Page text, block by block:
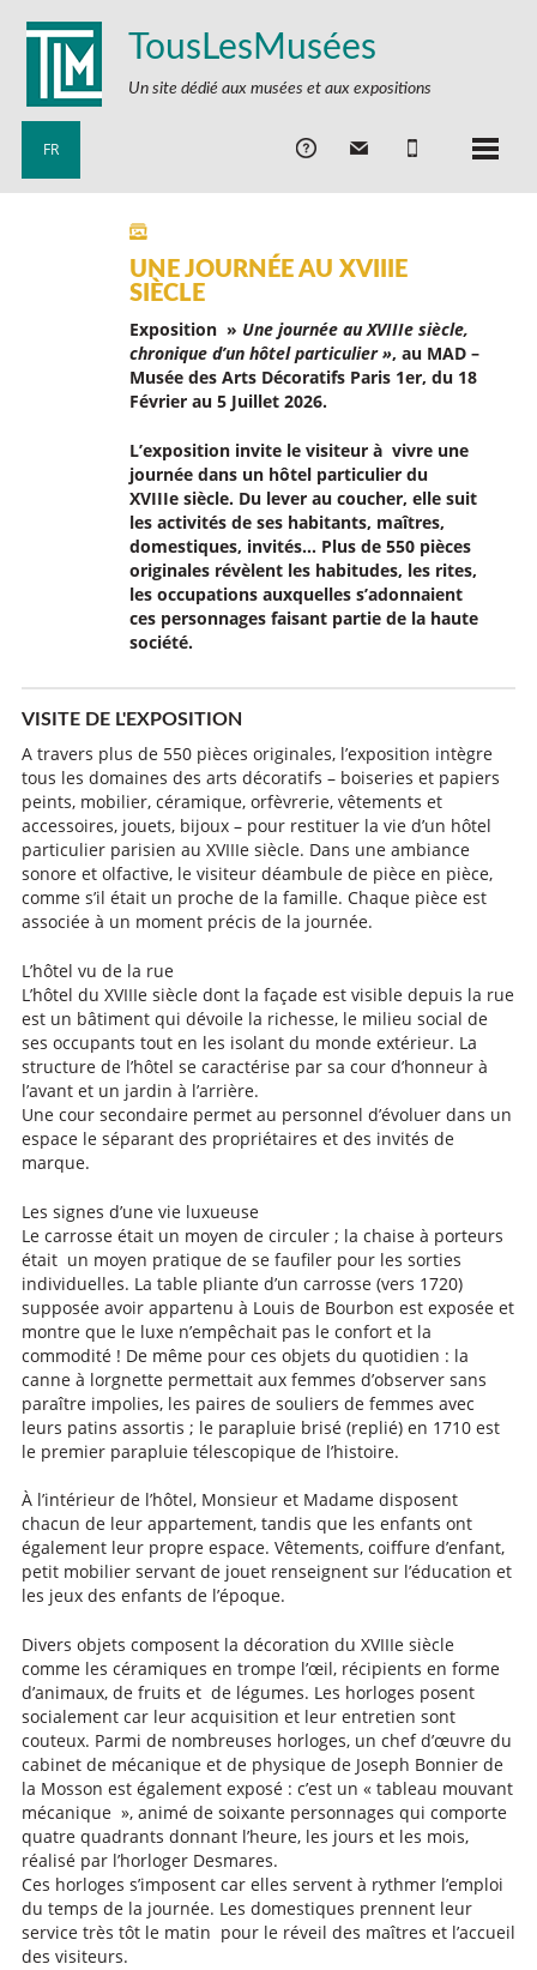
TousLesMusées
Un site dédié aux musées et aux expositions
FR
UNE JOURNÉE AU XVIIIE
SIÈCLE
Exposition » Une journée au XVIIIe siècle,
chronique d’un hôtel particulier », au MAD –
Musée des Arts Décoratifs Paris 1er, du 18
Février au 5 Juillet 2026.
L’exposition invite le visiteur à vivre une
journée dans un hôtel particulier du
XVIIIe siècle. Du lever au coucher, elle suit
les activités de ses habitants, maîtres,
domestiques, invités… Plus de 550 pièces
originales révèlent les habitudes, les rites,
les occupations auxquelles s’adonnaient
ces personnages faisant partie de la haute
société.
VISITE DE L'EXPOSITION
A travers plus de 550 pièces originales, l’exposition intègre
tous les domaines des arts décoratifs – boiseries et papiers
peints, mobilier, céramique, orfèvrerie, vêtements et
accessoires, jouets, bijoux – pour restituer la vie d’un hôtel
particulier parisien au XVIIIe siècle. Dans une ambiance
sonore et olfactive, le visiteur déambule de pièce en pièce,
comme s’il était un proche de la famille. Chaque pièce est
associée à un moment précis de la journée.
L’hôtel vu de la rue
L’hôtel du XVIIIe siècle dont la façade est visible depuis la rue
est un bâtiment qui dévoile la richesse, le milieu social de
ses occupants tout en les isolant du monde extérieur. La
structure de l’hôtel se caractérise par sa cour d’honneur à
l’avant et un jardin à l’arrière.
Une cour secondaire permet au personnel d’évoluer dans un
espace le séparant des propriétaires et des invités de
marque.
Les signes d’une vie luxueuse
Le carrosse était un moyen de circuler ; la chaise à porteurs
était un moyen pratique de se faufiler pour les sorties
individuelles. La table pliante d’un carrosse (vers 1720)
supposée avoir appartenu à Louis de Bourbon est exposée et
montre que le luxe n’empêchait pas le confort et la
commodité ! De même pour ces objets du quotidien : la
canne à lorgnette permettait aux femmes d’observer sans
paraître impolies, les paires de souliers de femmes avec
leurs patins assortis ; le parapluie brisé (replié) en 1710 est
le premier parapluie télescopique de l’histoire.
À l’intérieur de l’hôtel, Monsieur et Madame disposent
chacun de leur appartement, tandis que les enfants ont
également leur propre espace. Vêtements, coiffure d’enfant,
petit mobilier servant de jouet renseignent sur l’éducation et
les jeux des enfants de l’époque.
Divers objets composent la décoration du XVIIIe siècle
comme les céramiques en trompe l’œil, récipients en forme
d’animaux, de fruits et de légumes. Les horloges posent
socialement car leur acquisition et leur entretien sont
couteux. Parmi de nombreuses horloges, un chef d’œuvre du
cabinet de mécanique et de physique de Joseph Bonnier de
la Mosson est également exposé : c’est un « tableau mouvant
mécanique », animé de soixante personnages qui comporte
quatre quadrants donnant l’heure, les jours et les mois,
réalisé par l’horloger Desmares.
Ces horloges s’imposent car elles servent à rythmer l’emploi
du temps de la journée. Les domestiques prennent leur
service très tôt le matin pour le réveil des maîtres et l’accueil
des visiteurs.